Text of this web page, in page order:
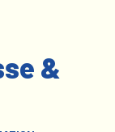
&